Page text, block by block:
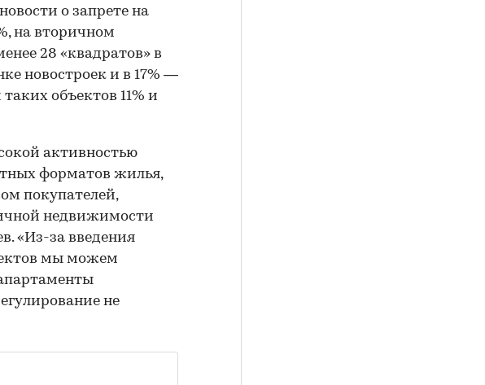
о запрете на
на вторичном
28 «квадратов» в
новостроек и в 17% —
объектов 11% и
активностью
форматов жилья,
покупателей,
недвижимости
«Из-за введения
мы можем
не